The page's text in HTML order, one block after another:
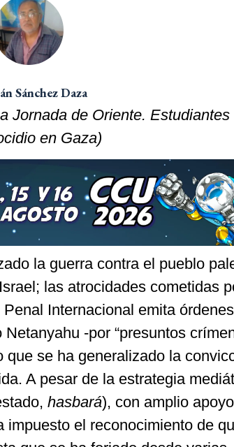
Sánchez Daza
Jornada de Oriente. Estudiantes
en Gaza)
la guerra contra el pueblo
las atrocidades cometidas
Internacional emita
-por “presuntos
que se ha generalizado la
A pesar de la estrategia
hasbará), con amplio
el reconocimiento de